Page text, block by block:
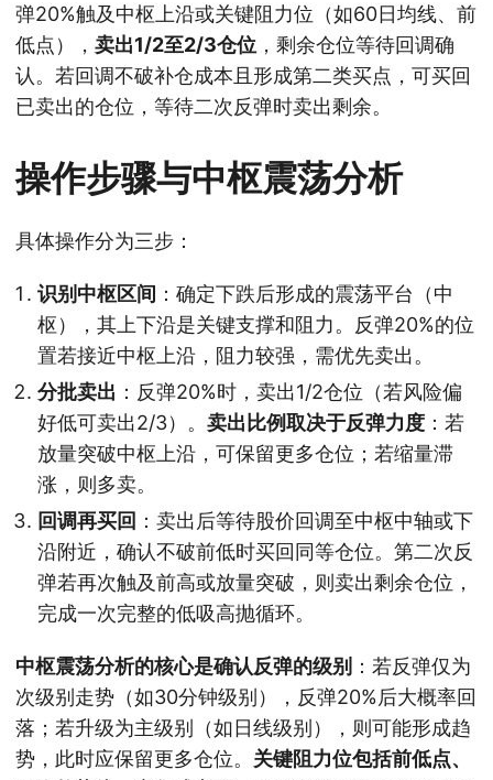
弹20%触及中枢上沿或关键阻力位（如60日均线、前
低点）， 卖出1/2至2/3仓位 ，剩余仓位等待回调确
认。若回调不破补仓成本且形成第二类买点，可买回
已卖出的仓位，等待二次反弹时卖出剩余。
操作步骤与中枢震荡分析
具体操作分为三步：
识别中枢区间 ：确定下跌后形成的震荡平台（中
枢），其上下沿是关键支撑和阻力。反弹20%的位
置若接近中枢上沿，阻力较强，需优先卖出。
分批卖出 ：反弹20%时，卖出1/2仓位（若风险偏
好低可卖出2/3）。 卖出比例取决于反弹力度 ：若
放量突破中枢上沿，可保留更多仓位；若缩量滞
涨，则多卖。
回调再买回 ：卖出后等待股价回调至中枢中轴或下
沿附近，确认不破前低时买回同等仓位。第二次反
弹若再次触及前高或放量突破，则卖出剩余仓位，
完成一次完整的低吸高抛循环。
中枢震荡分析的核心是确认反弹的级别 ：若反弹仅为
次级别走势（如30分钟级别），反弹20%后大概率回
落；若升级为主级别（如日线级别），则可能形成趋
势，此时应保留更多仓位。 关键阻力位包括前低点、